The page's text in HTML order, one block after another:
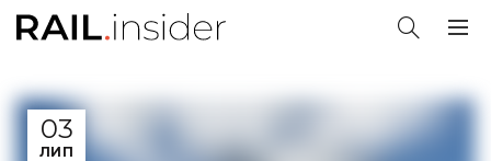
03
ЛИП